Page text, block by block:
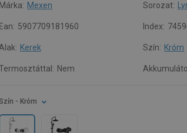
Márka: Mexen Sorozat:
Ean: 5907709181960 Index:
Alak: Kerek Szín: Króm
Nem
- Króm